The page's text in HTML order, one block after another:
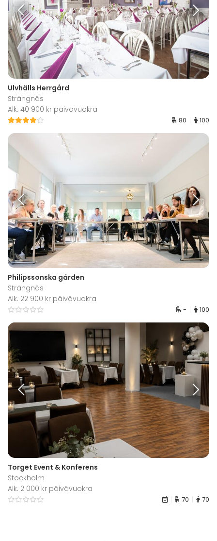
Ulvhälls Herrgård
Strängnäs
Alk. 40 900 kr päivävuokra
80 100
Philipssonska gården
Strängnäs
Alk. 22 900 kr päivävuokra
- 100
Torget Event & Konferens
Stockholm
Alk. 2 000 kr päivävuokra
70 70